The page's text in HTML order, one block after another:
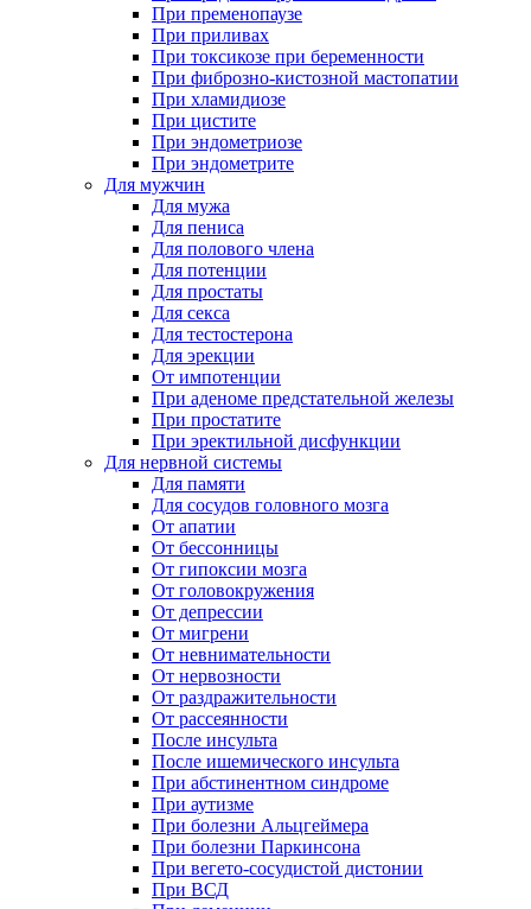
При пременопаузе
При приливах
При токсикозе при беременности
При фиброзно-кистозной мастопатии
При хламидиозе
При цистите
При эндометриозе
При эндометрите
Для мужчин
Для мужа
Для пениса
Для полового члена
Для потенции
Для простаты
Для секса
Для тестостерона
Для эрекции
От импотенции
При аденоме предстательной железы
При простатите
При эректильной дисфункции
Для нервной системы
Для памяти
Для сосудов головного мозга
От апатии
От бессонницы
От гипоксии мозга
От головокружения
От депрессии
От мигрени
От невнимательности
От нервозности
От раздражительности
От рассеянности
После инсульта
После ишемического инсульта
При абстинентном синдроме
При аутизме
При болезни Альцгеймера
При болезни Паркинсона
При вегето-сосудистой дистонии
При ВСД